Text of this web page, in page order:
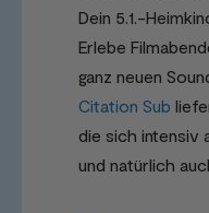
Dein 5.1.-
Erlebe
ganz neuen
Citation Sub
die sich intensiv
und natürlich